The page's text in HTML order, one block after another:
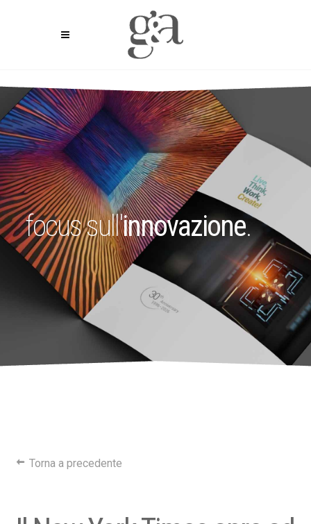
focus sull'innovazione.
Torna a precedente